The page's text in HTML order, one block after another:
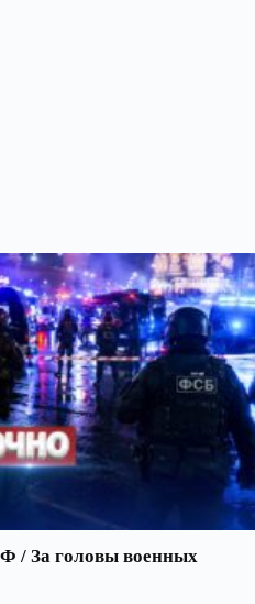
/ За головы военных